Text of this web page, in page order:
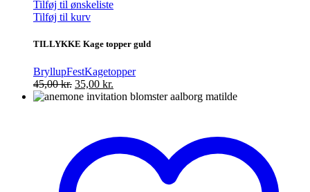
Tilføj til ønskeliste
Tilføj til kurv
TILLYKKE Kage topper guld
BryllupFestKagetopper
45,00kr. Den
oprindelige
35,00 kr.
aktuelle